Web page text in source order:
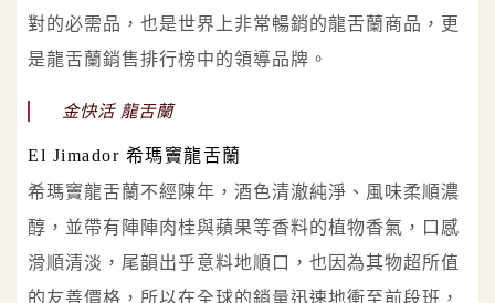
對的必需品，也是世界上非常暢銷的龍舌蘭商品，更
是龍舌蘭銷售排行榜中的領導品牌。
金快活 龍舌蘭
El Jimador 希瑪竇龍舌蘭
希瑪竇龍舌蘭不經陳年，酒色清澈純淨、風味柔順濃
醇，並帶有陣陣肉桂與蘋果等香料的植物香氣，口感
滑順清淡，尾韻出乎意料地順口，也因為其物超所值
的友善價格，所以在全球的銷量迅速地衝至前段班，